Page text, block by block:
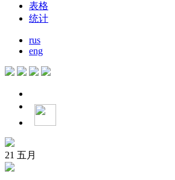
表格
统计
rus
eng
21 五月